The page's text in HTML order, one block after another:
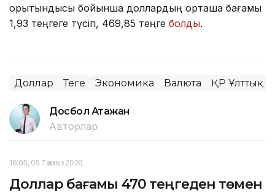
қорытындысы бойынша доллардың орташа бағамы
1,93 теңгеге түсіп, 469,85 теңге болды.
Доллар Теңге Экономика Валюта ҚР Ұлттық
Досбол Атажан
Авторлар
16:05, 05 Тамыз 2026
Доллар бағамы 470 теңгеден төмен